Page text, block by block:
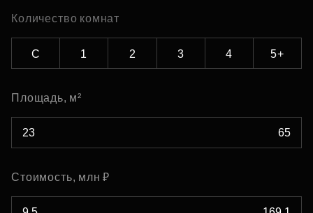
Количество комнат
С 1 2 3 4 5+
Площадь, м²
Стоимость, млн ₽